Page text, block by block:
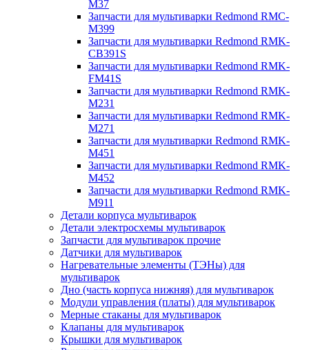
M37
Запчасти для мультиварки Redmond RMC-
M399
Запчасти для мультиварки Redmond RMK-
CB391S
Запчасти для мультиварки Redmond RMK-
FM41S
Запчасти для мультиварки Redmond RMK-
M231
Запчасти для мультиварки Redmond RMK-
M271
Запчасти для мультиварки Redmond RMK-
M451
Запчасти для мультиварки Redmond RMK-
M452
Запчасти для мультиварки Redmond RMK-
M911
Детали корпуса мультиварок
Детали электросхемы мультиварок
Запчасти для мультиварок прочие
Датчики для мультиварок
Нагревательные элементы (ТЭНы) для
мультиварок
Дно (часть корпуса нижняя) для мультиварок
Модули управления (платы) для мультиварок
Мерные стаканы для мультиварок
Клапаны для мультиварок
Крышки для мультиварок